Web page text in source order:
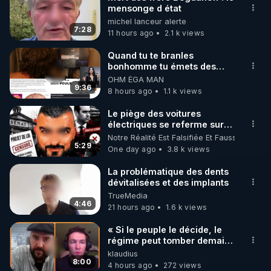
🌱 INSTAGRAM
https://www.instagram.com/rdlr_thierrycasasnovas/
http://rgnr.li/instagram
🌱 LA NEWSLETTER
Pour ne pas rater l’actualité RGNR (stages,
http://rgnr.li/news
🌱 VIDÉOS NON CENSURÉES SUR ODYSEE
Toutes les vidéos Youtube sont aussi sur la
http://rgnr.li/odysee
🌱 LES STAGES EN PRÉSENTIEL
http://rgnr.li/stages
7:28
mensonge d état
michel lanceur alerte
11 hours ago
2.1 k views
9:36
Quand tu te branles
bonhomme tu émets des
ondes ils ont juste omis de
t'expliquer
OHM ÉGA MAN
8 hours ago
1.1 k views
5:29
Le piège des voitures
électriques se referme sur
les usagers !
Notre Réalité Est Falsifiée Et Fausse
One day ago
3.8 k views
4:46
La problématique des dents
dévitalisées et des implants
TrueMedia
21 hours ago
1.6 k views
8:00
« Si le peuple le décide, le
régime peut tomber demain !
»
klaudius
4 hours ago
272 views